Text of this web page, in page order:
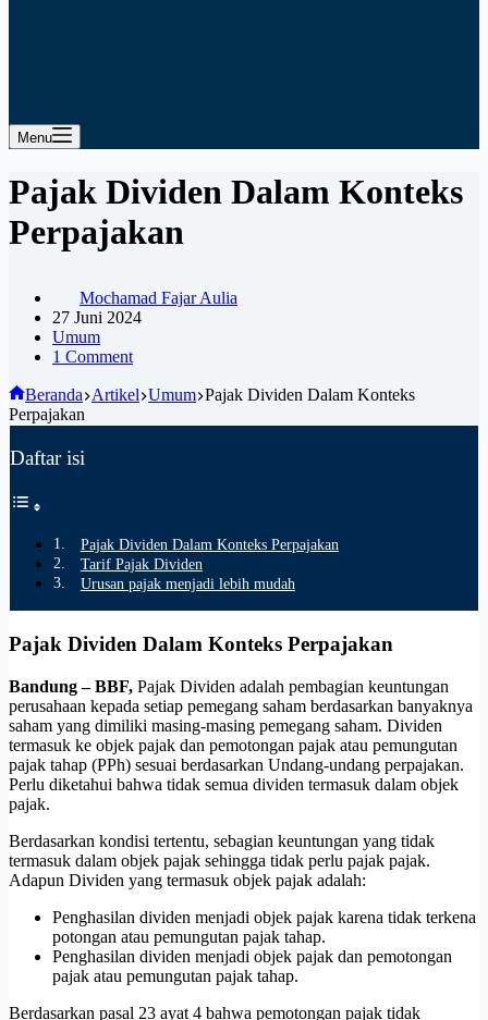
Menu
Pajak Dividen Dalam Konteks
Perpajakan
Mochamad Fajar Aulia
27 Juni 2024
Umum
1 Comment
Beranda Artikel Umum Pajak Dividen Dalam Konteks
Perpajakan
Daftar isi
Pajak Dividen Dalam Konteks Perpajakan
Tarif Pajak Dividen
Urusan pajak menjadi lebih mudah
Pajak Dividen Dalam Konteks Perpajakan
Bandung – BBF, Pajak Dividen adalah pembagian keuntungan
perusahaan kepada setiap pemegang saham berdasarkan banyaknya
saham yang dimiliki masing-masing pemegang saham. Dividen
termasuk ke objek pajak dan pemotongan pajak atau pemungutan
pajak tahap (PPh) sesuai berdasarkan Undang-undang perpajakan.
Perlu diketahui bahwa tidak semua dividen termasuk dalam objek
pajak.
Berdasarkan kondisi tertentu, sebagian keuntungan yang tidak
termasuk dalam objek pajak sehingga tidak perlu pajak pajak.
Adapun Dividen yang termasuk objek pajak adalah:
Penghasilan dividen menjadi objek pajak karena tidak terkena
potongan atau pemungutan pajak tahap.
Penghasilan dividen menjadi objek pajak dan pemotongan
pajak atau pemungutan pajak tahap.
Berdasarkan pasal 23 ayat 4 bahwa pemotongan pajak tidak